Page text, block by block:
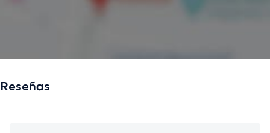
Reseñas